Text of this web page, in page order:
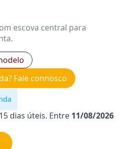
escova central para
Fale connosco
dias úteis. Entre 11/08/2026